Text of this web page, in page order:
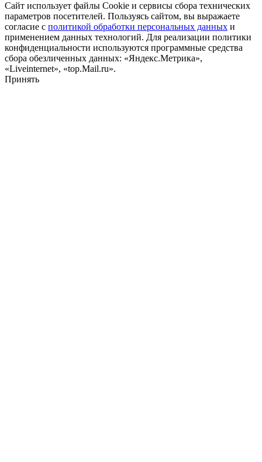
Сайт использует файлы Cookie и сервисы сбора технических
параметров посетителей. Пользуясь сайтом, вы выражаете
согласие с политикой обработки персональных данных и
применением данных технологий. Для реализации политики
конфиденциальности используются программные средства
сбора обезличенных данных: «Яндекс.Метрика»,
«Liveinternet», «top.Mail.ru».
Принять